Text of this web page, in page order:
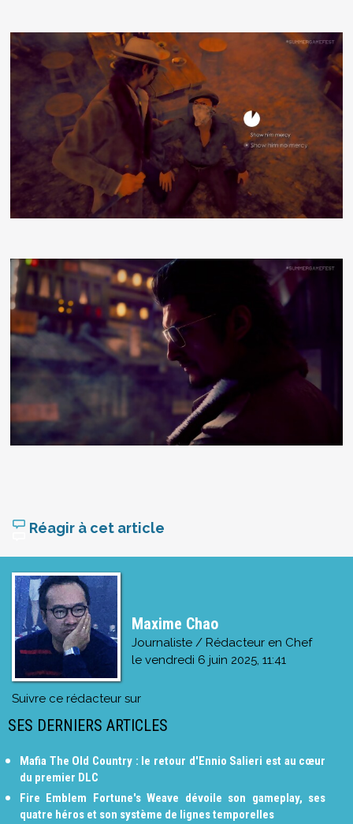
Réagir à cet article
Maxime Chao
Journaliste / Rédacteur en Chef
le vendredi 6 juin 2025, 11:41
Suivre ce rédacteur sur
SES DERNIERS ARTICLES
Mafia The Old Country : le retour d'Ennio Salieri est au cœur
du premier DLC
Fire Emblem Fortune's Weave dévoile son gameplay, ses
quatre héros et son système de lignes temporelles